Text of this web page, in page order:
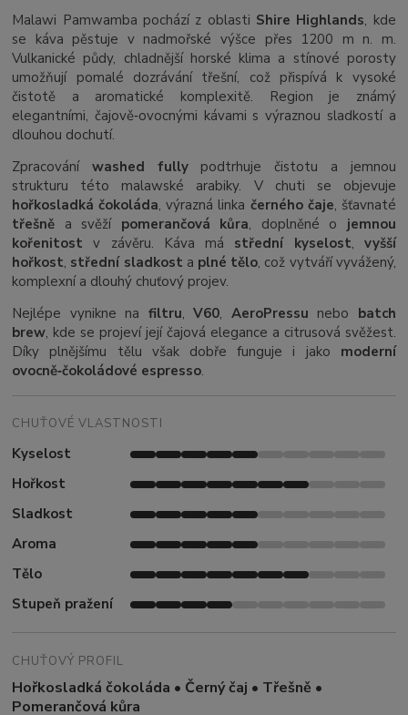
Malawi Pamwamba pochází z oblasti Shire Highlands, kde
se káva pěstuje v nadmořské výšce přes 1200 m n. m.
Vulkanické půdy, chladnější horské klima a stínové porosty
umožňují pomalé dozrávání třešní, což přispívá k vysoké
čistotě a aromatické komplexitě. Region je známý
elegantními, čajově‑ovocnými kávami s výraznou sladkostí a
dlouhou dochutí.
Zpracování washed fullypodtrhuje čistotu a jemnou
strukturu této malawské arabiky. V chuti se objevuje
hořkosladká čokoláda, výrazná linka černého čaje, šťavnaté
třešně a svěží pomerančová kůra, doplněné o jemnou
kořenitost v závěru. Káva má střední kyselost, vyšší
hořkost, střední sladkost a plné tělo, což vytváří vyvážený,
komplexní a dlouhý chuťový projev.
Nejlépe vynikne na filtru,V60, AeroPressu nebo batch
brew, kde se projeví její čajová elegance a citrusová svěžest.
Díky plnějšímu tělu však dobře funguje i jako moderní
ovocně‑čokoládové espresso.
CHUŤOVÉ VLASTNOSTI
Kyselost
Hořkost
Sladkost
Aroma
Tělo
Stupeň pražení
CHUŤOVÝ PROFIL
Hořkosladká čokoláda • Černý čaj • Třešně •
Pomerančová kůra